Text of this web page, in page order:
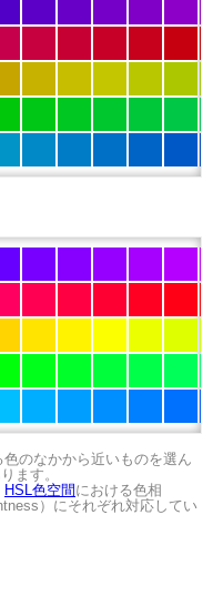
のなかから近いものを選ん
ます。
HSL色空間 における色相
）にそれぞれ対応してい